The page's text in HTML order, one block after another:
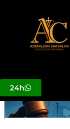
conteúdo
24h